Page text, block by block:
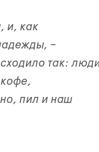
и, как
–
так:
пил и наш